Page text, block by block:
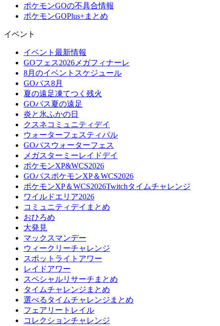
ポケモンGOの不具合情報
ポケモンGOPlus+まとめ
イベント
イベント最新情報
GOフェス2026メガフィナーレ
8月のイベントスケジュール
GOパス8月
夏の遠足凍てつく残火
GOパス夏の遠足
炎と氷ふかの日
クスネコミュニティデイ
ウォーターフェスティバル
GOパスウォーターフェス
メガスターミーレイドデイ
ポケモンXP&WCS2026
GOパスポケモンXP＆WCS2026
ポケモンXP＆WCS2026Twitchタイムチャレンジ
ワイルドエリア2026
コミュニティデイまとめ
おひろめ
大発見
マックスマンデー
ウィークリーチャレンジ
スポットライトアワー
レイドアワー
スペシャルリサーチまとめ
タイムチャレンジまとめ
選べるタイムチャレンジまとめ
フェアリートレイル
コレクションチャレンジ